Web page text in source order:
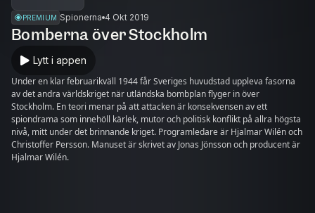
PREMIUM Spionerna 4 Okt 2019
Bomberna över Stockholm
Lytt i appen
Under en klar februarikväll 1944 får Sveriges huvudstad uppleva fasorna
av det andra världskriget när utländska bombplan flyger in över
Stockholm. En teori menar på att attacken är konsekvensen av ett
spiondrama som innehöll kärlek, mutor och politisk konflikt på allra högsta
nivå, mitt under det brinnande kriget. Programledare är Hjalmar Wilén och
Christoffer Persson. Manuset är skrivet av Jonas Jönsson och producent är
Hjalmar Wilén.